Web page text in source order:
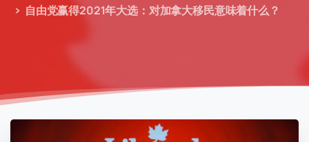
自由党赢得2021年大选：对加拿大移民意味着什么？